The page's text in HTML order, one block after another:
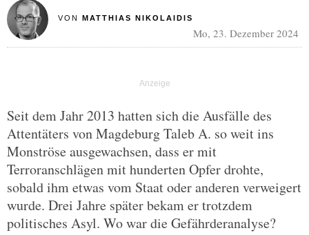
VON MATTHIAS NIKOLAIDIS
Mo, 23. Dezember 2024
Seit dem Jahr 2013 hatten sich die Ausfälle des
Attentäters von Magdeburg Taleb A. so weit ins
Monströse ausgewachsen, dass er mit
Terroranschlägen mit hunderten Opfer drohte,
sobald ihm etwas vom Staat oder anderen verweigert
wurde. Drei Jahre später bekam er trotzdem
politisches Asyl. Wo war die Gefährderanalyse?